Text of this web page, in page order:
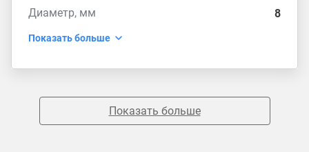
Диаметр, мм
8
Показать больше
Показать больше